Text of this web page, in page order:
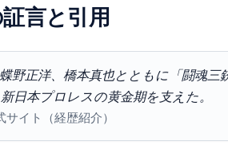
言と引用
野正洋、橋本真也とともに「闘魂三
日本プロレスの黄金期を支えた。
イト（経歴紹介）